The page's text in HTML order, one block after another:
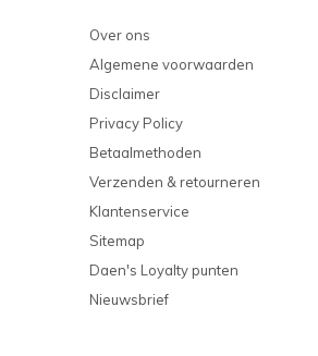
Over ons
Algemene voorwaarden
Disclaimer
Privacy Policy
Betaalmethoden
Verzenden & retourneren
Klantenservice
Sitemap
Daen's Loyalty punten
Nieuwsbrief